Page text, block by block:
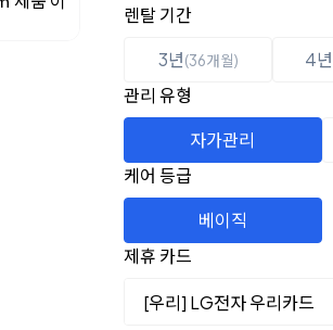
옵션 선택
렌탈 선택
렌탈 기간
3년(36개월) 4년
관리 유형
자가관리
케어 등급
베이직
제휴 카드
[우리] LG전자 우리카드